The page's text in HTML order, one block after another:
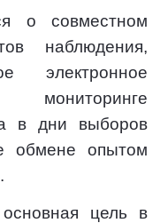
о совместном
наблюдения,
электронное
в дни выборов
обмене опытом
цель в